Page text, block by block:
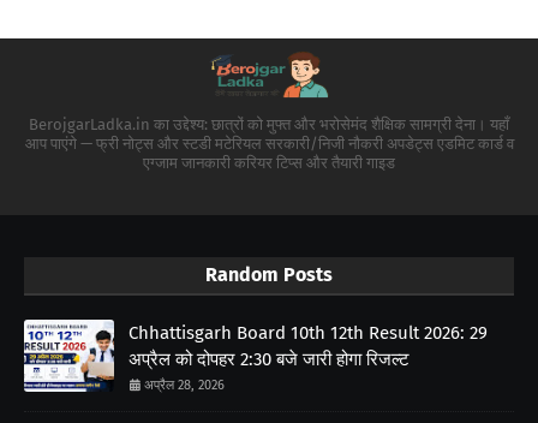
BerojgarLadka.in का उद्देश्य: छात्रों को मुफ्त और भरोसेमंद शैक्षिक सामग्री देना। यहाँ
आप पाएंगे — फ्री नोट्स और स्टडी मटेरियल सरकारी/निजी नौकरी अपडेट्स एडमिट कार्ड व
एग्जाम जानकारी करियर टिप्स और तैयारी गाइड
Random Posts
Chhattisgarh Board 10th 12th Result 2026: 29
अप्रैल को दोपहर 2:30 बजे जारी होगा रिजल्ट
अप्रैल 28, 2026